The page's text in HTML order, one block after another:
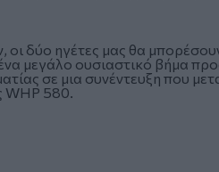
οι δύο ηγέτες μας θα
μεγάλο ουσιαστικό βήμα
σε μια συνέντευξη που
WHP 580.